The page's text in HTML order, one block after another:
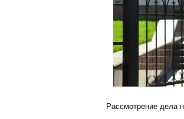
Рассмотрение дела